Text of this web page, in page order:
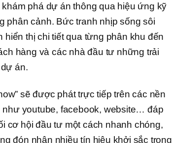
phá dự án thông qua hiệu ứng kỹ
phân cảnh. Bức tranh nhịp sống sôi
thị chi tiết qua từng phân khu đến
hàng và các nhà đầu tư những trải
án.
sẽ được phát trực tiếp trên các nền
youtube, facebook, website… đáp
cơ hội đầu tư một cách nhanh chóng,
đón nhận nhiều tín hiệu khởi sắc trong